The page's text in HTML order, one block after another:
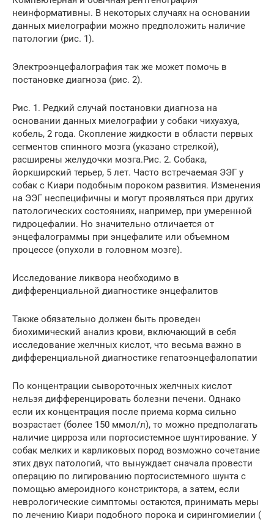
неинформативны. В некоторых случаях на основании
данных миелографии можно предположить наличие
патологии (рис. 1).
Электроэнцефалография так же может помочь в
постановке диагноза (рис. 2).
Рис. 1. Редкий случай постановки диагноза на
основании данных миелографии у собаки чихуахуа,
кобель, 2 года. Скопление жидкости в области первых
сегментов спинного мозга (указано стрелкой),
расширены желудочки мозга.Рис. 2. Собака,
йоркширский терьер, 5 лет. Часто встречаемая ЭЭГ у
собак с Киари подобным пороком развития. Изменения
на ЭЭГ неспецифичны и могут проявляться при других
патологических состояниях, например, при умеренной
гидроцефалии. Но значительно отличается от
энцефалограммы при энцефалите или объемном
процессе (опухоли в головном мозге).
Исследование ликвора необходимо в
дифференциальной диагностике энцефалитов
Также обязательно должен быть проведен
биохимический анализ крови, включающий в себя
исследование желчных кислот, что весьма важно в
дифференциальной диагностике гепатоэнцефалопатии
По концентрации сывороточных желчных кислот
нельзя дифференцировать болезни печени. Однако
если их концентрация после приема корма сильно
возрастает (более 150 ммол/л), то можно предполагать
наличие цирроза или портосистемное шунтирование. У
собак мелких и карликовых пород возможно сочетание
этих двух патологий, что вынуждает сначала провести
операцию по лигированию портосистемного шунта с
помощью амероидного констриктора, а затем, если
неврологические симптомы остаются, принимать меры
по лечению Киари подобного порока и сирингомиелии (